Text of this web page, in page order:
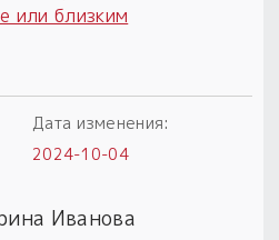
или близким
Дата изменения:
2024-10-04
Иванова